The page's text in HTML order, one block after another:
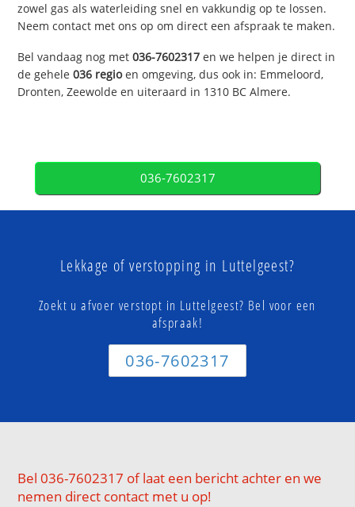
zowel gas als waterleiding snel en vakkundig op te lossen.
Neem contact met ons op om direct een afspraak te maken.
Bel vandaag nog met036-7602317 en we helpen je direct in
de gehele036 regioen omgeving, dus ook in: Emmeloord,
Dronten, Zeewolde en uiteraard in 1310 BC Almere.
036-7602317
Lekkage of verstopping in Luttelgeest?
Zoekt u afvoer verstopt in Luttelgeest? Bel voor een
afspraak!
036-7602317
Bel 036-7602317 of laat een bericht achter en we
nemen direct contact met u op!